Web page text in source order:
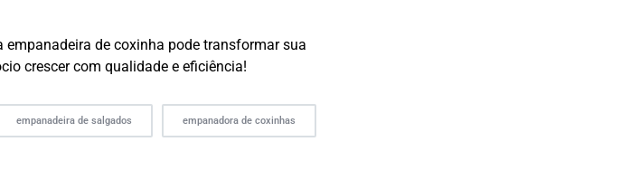
de coxinha pode transformar sua
crescer com qualidade e eficiência!
empanadeira de salgados empanadora de coxinhas